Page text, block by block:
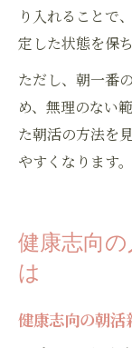
り入れることで
定した状態を保
ただし、朝一番
め、無理のない
た朝活の方法を
やすくなります。
健康志向
は
健康志向の朝活